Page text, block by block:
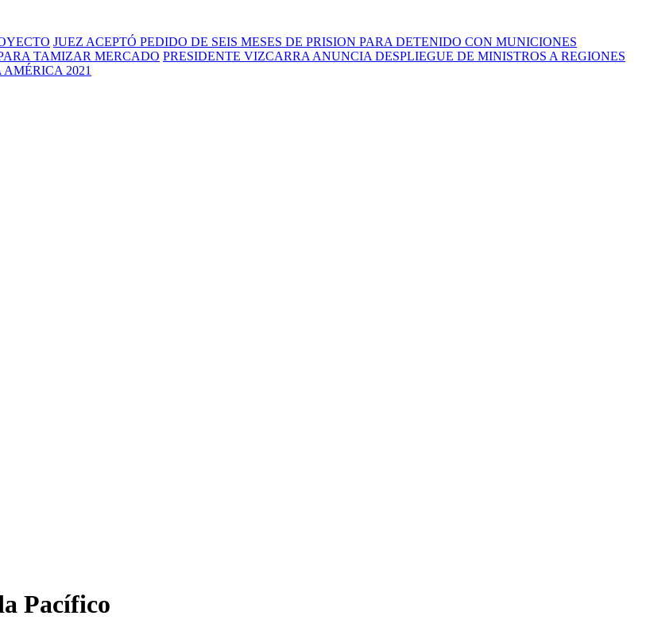
JUEZ ACEPTÓ PEDIDO DE SEIS MESES DE PRISION PARA DETENIDO CON MUNICIONES
TAMIZAR MERCADO PRESIDENTE VIZCARRA ANUNCIA DESPLIEGUE DE MINISTROS A REGIONES
2021
Pacífico